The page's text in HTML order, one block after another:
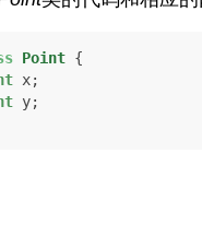
Point {
x;
y;